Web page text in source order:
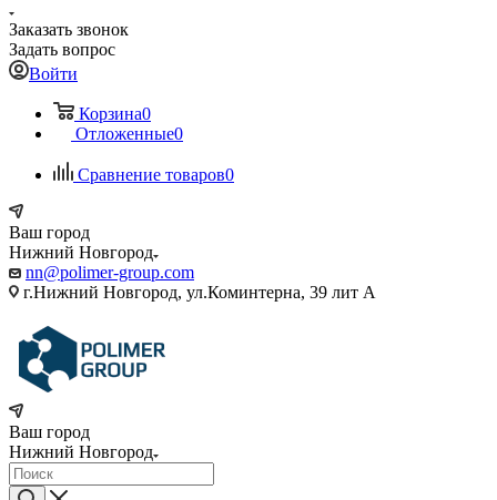
Заказать звонок
Задать вопрос
Войти
Корзина0
Отложенные0
Сравнение товаров0
Ваш город
Нижний Новгород
nn@polimer-group.com
г.Нижний Новгород, ул.Коминтерна, 39 лит А
Ваш город
Нижний Новгород